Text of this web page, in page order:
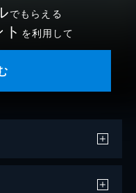
でもらえる
を利用して